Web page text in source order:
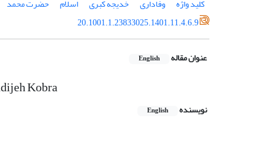
کلید واژه
وفاداری خدیجه کبری اسلام
حضرت محمد
20.1001.1.23833025.1401.11.4.6.9
عنوان مقاله English
Kobra
نویسنده English